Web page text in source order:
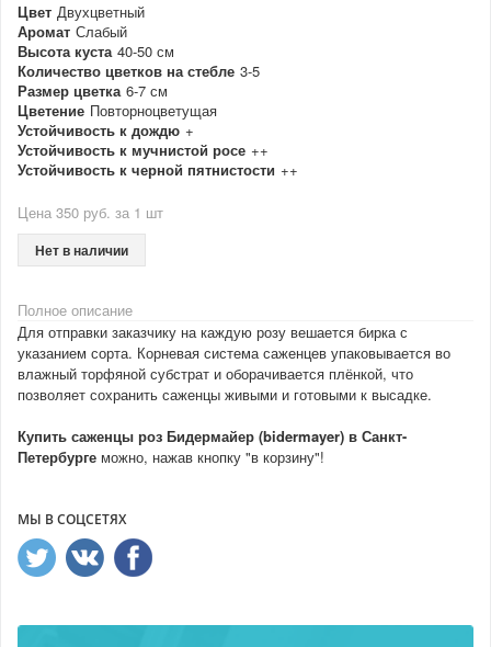
Цвет Двухцветный
Аромат Слабый
Высота куста 40-50 см
Количество цветков на стебле 3-5
Размер цветка 6-7 см
Цветение Повторноцветущая
Устойчивость к дождю +
Устойчивость к мучнистой росе ++
Устойчивость к черной пятнистости ++
Цена 350 руб. за 1 шт
Нет в наличии
Полное описание
Для отправки заказчику на каждую розу вешается бирка с
указанием сорта. Корневая система саженцев упаковывается во
влажный торфяной субстрат и оборачивается плёнкой, что
позволяет сохранить саженцы живыми и готовыми к высадке.
Купить саженцы роз Бидермайер (bidermayer) в Санкт-
Петербурге можно, нажав кнопку "в корзину"!
МЫ В СОЦСЕТЯХ